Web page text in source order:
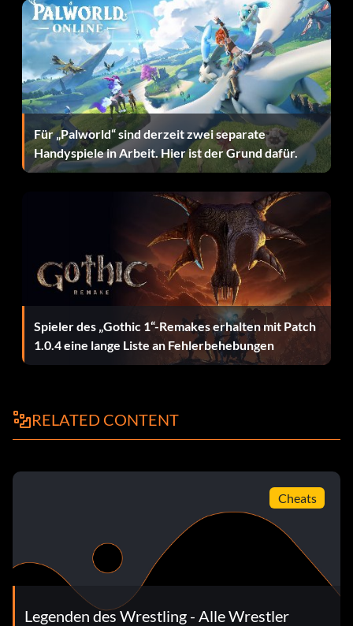
Get the Erichs
Beat career mode with Kevin Von Erich
Captain Lou Albano
Finish career mode with a wrestler in the "Hated"
category.
Win the versus tournament.
Herr Fuji
Win the Tag Belts in tournament mode.
Sabu
press Y 10 times
Submitted by The Rock
Für „Palworld“ sind derzeit zwei separate
Handyspiele in Arbeit. Hier ist der Grund dafür.
Spieler des „Gothic 1“-Remakes erhalten mit Patch
1.0.4 eine lange Liste an Fehlerbehebungen
RELATED CONTENT
Cheats
Legenden des Wrestling - Alle Wrestler